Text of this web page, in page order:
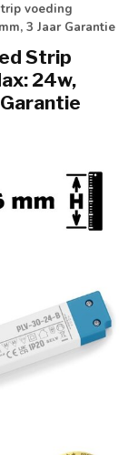
voeding
3 Jaar Garantie
Strip
24w,